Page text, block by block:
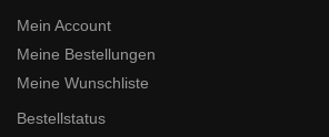
Mein Account
Meine Bestellungen
Meine Wunschliste
Bestellstatus